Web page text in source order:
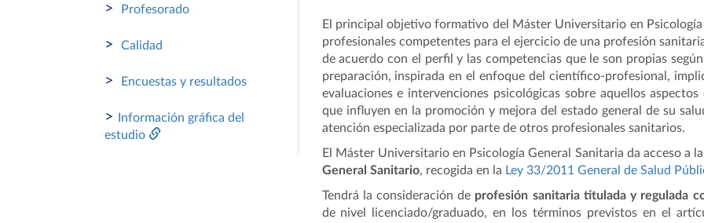
> Profesorado
> Calidad
> Encuestas y resultados
>
Información gráfica del
estudio
El principal objetivo formativo del Máster Universitario en
profesionales competentes para el ejercicio de una profesión
de acuerdo con el perfil y las competencias que le son propias
preparación, inspirada en el enfoque del científico-profesional,
evaluaciones e intervenciones psicológicas sobre aquellos
que influyen en la promoción y mejora del estado general de su
atención especializada por parte de otros profesionales sanitarios.
El Máster Universitario en Psicología General Sanitaria da acceso a
General Sanitario, recogida en la Ley 33/2011 General de Salud
Tendrá la consideración de profesión sanitaria titulada y regulada
de nivel licenciado/graduado, en los términos previstos en el